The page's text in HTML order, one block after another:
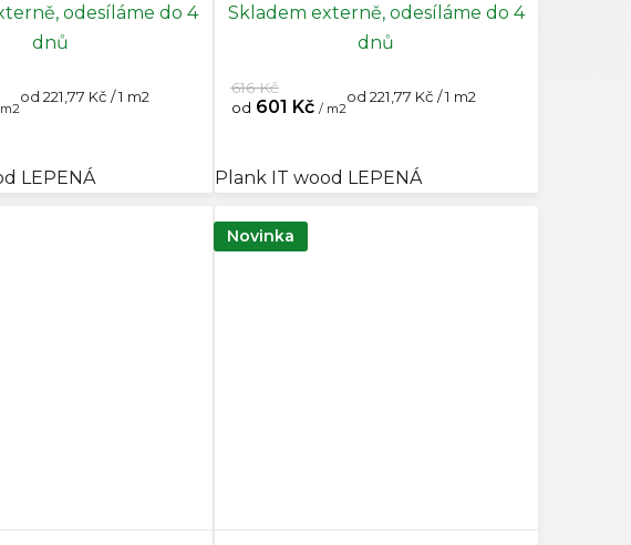
odesíláme do 4
dnů
Měrná
cena:
od 221,77 Kč / 1 m2
LEPENÁ
Skladem externě, odesíláme do 4
dnů
od 601 Kč / m2
616 Kč
Měrná
cena:
od 221,77 Kč / 1 m2
Plank IT wood LEPENÁ
Novinka